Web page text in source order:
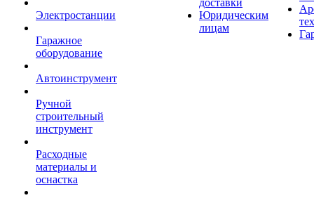
Электростанции
Гаражное
оборудование
Автоинструмент
Ручной
строительный
инструмент
Расходные
материалы и
оснастка
доставки
Юридическим
лицам